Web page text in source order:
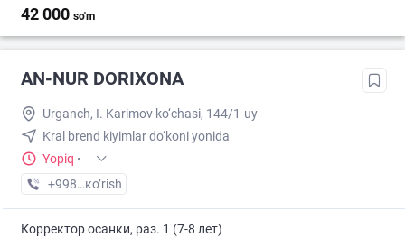
42 000 so'm
AN-NUR DORIXONA
Urganch, I. Karimov ko‘chasi, 144/1-uy
Kral brend kiyimlar do‘koni yonida
Yopiq ·
+998 (95) XXX-XX-XX
кo’rish
Корректор осанки, раз. 1 (7-8 лет)